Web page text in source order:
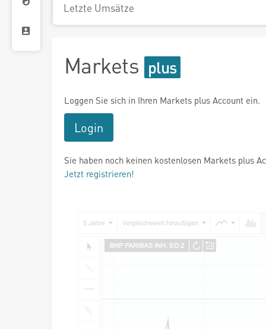
Letzte Umsätze
Markets
Loggen Sie sich in Ihren Markets plus Account ein.
Login
Sie haben noch keinen kostenlosen Markets plus
Jetzt registrieren!